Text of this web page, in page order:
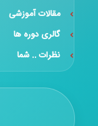
مقالات آموزشی
گالری دوره ها
نظرات .. شما